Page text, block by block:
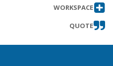
WORKSPACE
QUOTE